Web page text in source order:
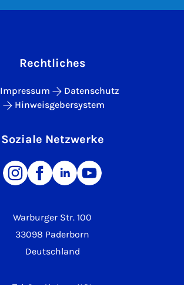
Warburger Str. 100
33098 Paderborn
Deutschland
Rechtliches
Impressum
Datenschutz
Hinweisgebersystem
Soziale Netzwerke